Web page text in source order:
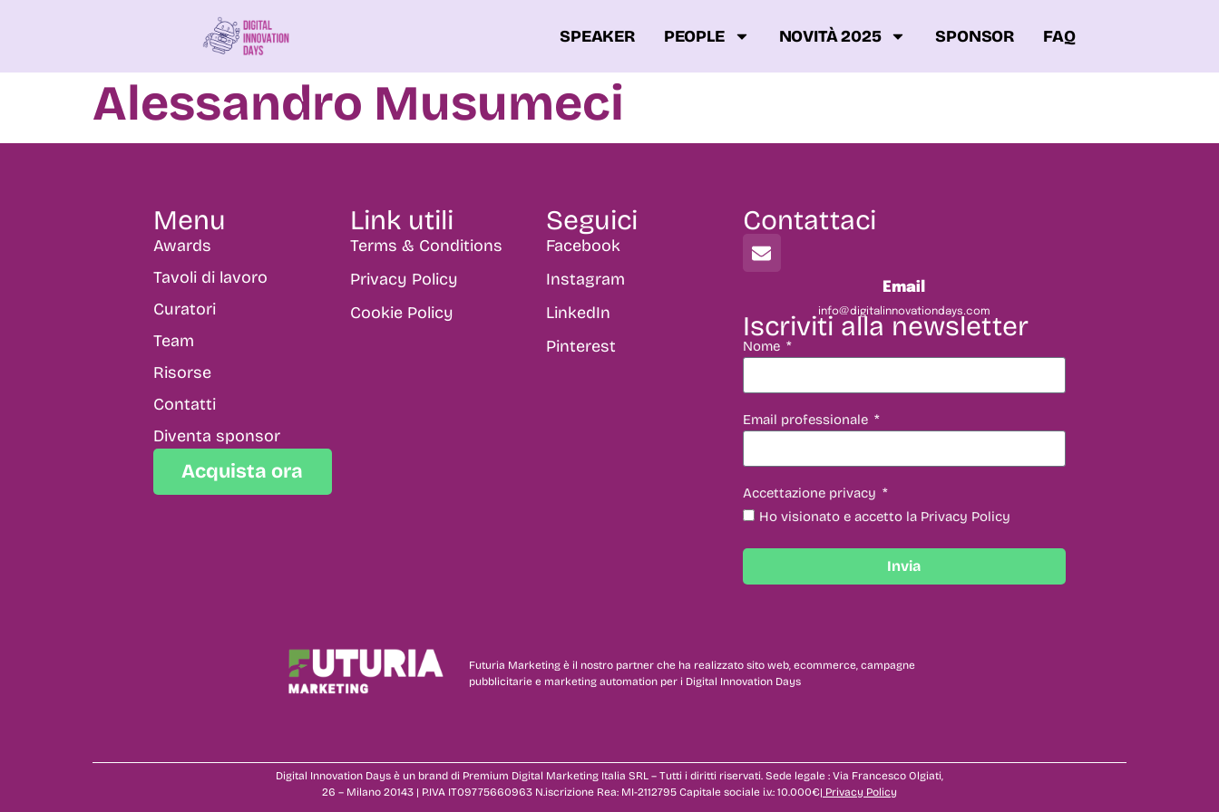
SPEAKER PEOPLE NOVITÀ 2025 SPONSOR FAQ
Alessandro Musumeci
Menu
Awards
Tavoli di lavoro
Curatori
Team
Risorse
Contatti
Diventa sponsor
Acquista ora
Link utili
Terms & Conditions
Privacy Policy
Cookie Policy
Seguici
Facebook
Instagram
LinkedIn
Pinterest
Contattaci
Email
info@digitalinnovationdays.com
Iscriviti alla newsletter
Nome
Email professionale
Accettazione privacy
Ho visionato e accetto la Privacy Policy
Invia
Futuria Marketing è il nostro partner che ha realizzato sito web, ecommerce, campagne
pubblicitarie e marketing automation per i Digital Innovation Days
Digital Innovation Days è un brand di Premium Digital Marketing Italia SRL – Tutti i diritti riservati. Sede legale : Via Francesco Olgiati,
26 – Milano 20143 | P.IVA IT09775660963 N.iscrizione Rea: MI-2112795 Capitale sociale i.v.: 10.000€| Privacy Policy